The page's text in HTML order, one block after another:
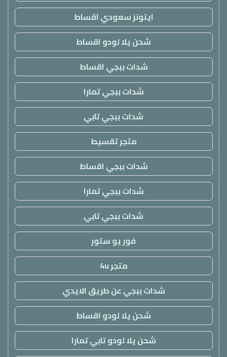
ايتونز سعودي اقساط
شحن يلا لودو اقساط
شدات ببجي اقساط
شدات ببجي تمارا
شدات ببجي تابي
متجر تقسيط
شدات ببجي اقساط
شدات ببجي تمارا
شدات ببجي تابي
فور يو ستور
متجر 4u
شدات ببجي عن طريق الايدي
شحن يلا لودو اقساط
شحن يلا لودو تابي تمارا